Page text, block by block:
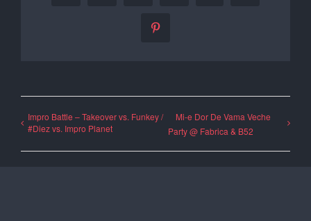
Pinterest
Impro Battle – Takeover vs. Funkey /
#Diez vs. Impro Planet
Mi-e Dor De Vama Veche
Party @ Fabrica & B52